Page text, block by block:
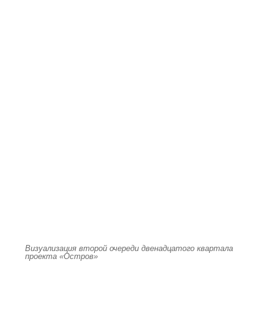
Визуализация второй очереди двенадцатого квартала
проекта «Остров»